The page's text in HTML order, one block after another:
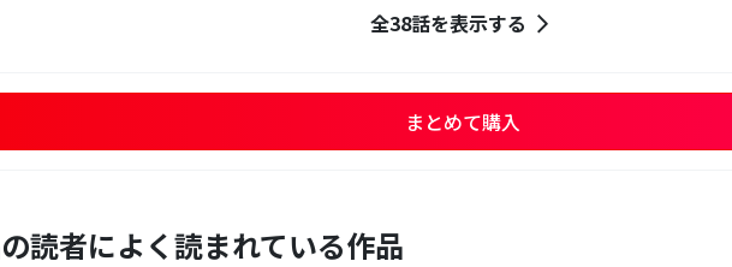
全38話を表示する
まとめて購入
読者によく読まれている作品